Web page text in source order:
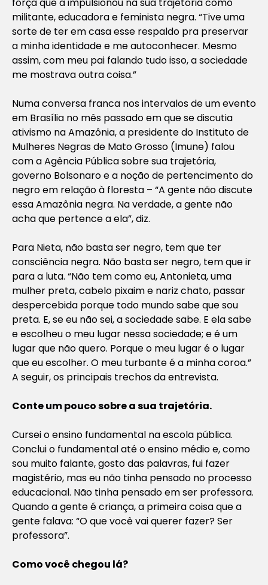
militante, educadora e feminista negra. “Tive uma
sorte de ter em casa esse respaldo pra preservar
a minha identidade e me autoconhecer. Mesmo
assim, com meu pai falando tudo isso, a sociedade
me mostrava outra coisa.”
Numa conversa franca nos intervalos de um evento
em Brasília no mês passado em que se discutia
ativismo na Amazônia, a presidente do Instituto de
Mulheres Negras de Mato Grosso (Imune) falou
com a Agência Pública sobre sua trajetória,
governo Bolsonaro e a noção de pertencimento do
negro em relação à floresta – “A gente não discute
essa Amazônia negra. Na verdade, a gente não
acha que pertence a ela”, diz.
Para Nieta, não basta ser negro, tem que ter
consciência negra. Não basta ser negro, tem que ir
para a luta. “Não tem como eu, Antonieta, uma
mulher preta, cabelo pixaim e nariz chato, passar
despercebida porque todo mundo sabe que sou
preta. E, se eu não sei, a sociedade sabe. E ela sabe
e escolheu o meu lugar nessa sociedade; e é um
lugar que não quero. Porque o meu lugar é o lugar
que eu escolher. O meu turbante é a minha coroa.”
A seguir, os principais trechos da entrevista.
Conte um pouco sobre a sua trajetória.
Cursei o ensino fundamental na escola pública.
Conclui o fundamental até o ensino médio e, como
sou muito falante, gosto das palavras, fui fazer
magistério, mas eu não tinha pensado no processo
educacional. Não tinha pensado em ser professora.
Quando a gente é criança, a primeira coisa que a
gente falava: “O que você vai querer fazer? Ser
professora”.
Como você chegou lá?